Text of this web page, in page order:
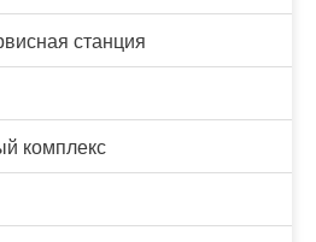
станция
комплекс